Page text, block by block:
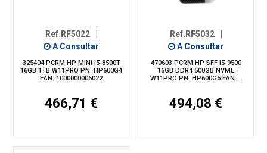
Ref.RF5022
A Consultar
325404 PCRM HP MINI I5-8500T
16GB 1TB W11PRO PN: HP600G4
EAN: 1000000005022
466,71 €
Ref.RF5032
A Consultar
470603 PCRM HP SFF I5-9500
16GB DDR4 500GB NVME
W11PRO PN: HP600G5 EAN:...
494,08 €